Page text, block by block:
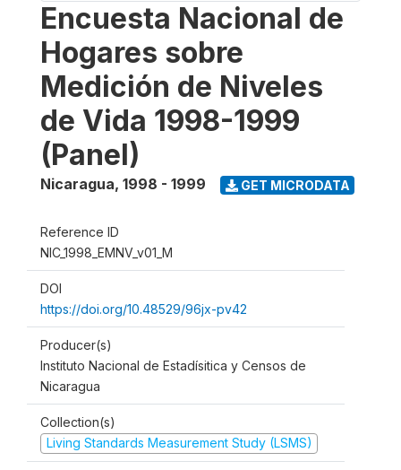
Encuesta Nacional de
Hogares sobre
Medición de Niveles
de Vida 1998-1999
(Panel)
Nicaragua, 1998 - 1999 GET MICRODATA
Reference ID
NIC_1998_EMNV_v01_M
DOI
https://doi.org/10.48529/96jx-pv42
Producer(s)
Instituto Nacional de Estadísitica y Censos de
Nicaragua
Collection(s)
Living Standards Measurement Study (LSMS)